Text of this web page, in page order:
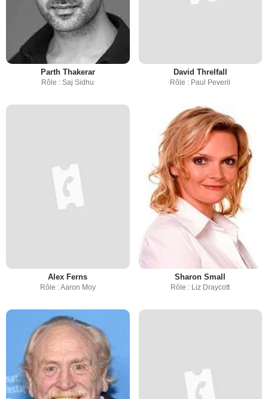
Parth Thakerar
Rôle : Saj Sidhu
David Threlfall
Rôle : Paul Peveril
Alex Ferns
Rôle : Aaron Moy
Sharon Small
Rôle : Liz Draycott